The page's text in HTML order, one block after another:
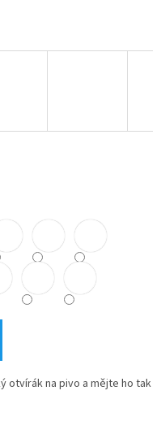
otvírák na pivo a mějte ho tak